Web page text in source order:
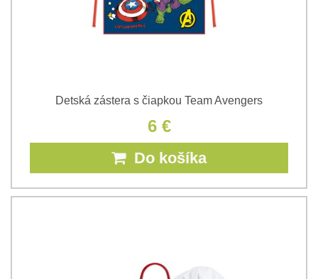
Detská zástera s čiapkou Team Avengers
6 €
Do košíka